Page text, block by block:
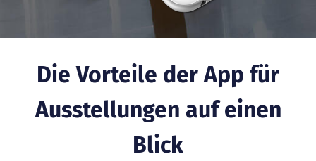
Die Vorteile der App für
Ausstellungen auf einen
Blick